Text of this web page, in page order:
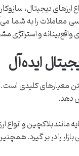
ارزهای دیجیتال،
معاملات را به شما
واقع‌بینانه و
ایده‌آل
معیارهای کلیدی
دهد.
مانند بلاکچین و
را در بر گیرد.